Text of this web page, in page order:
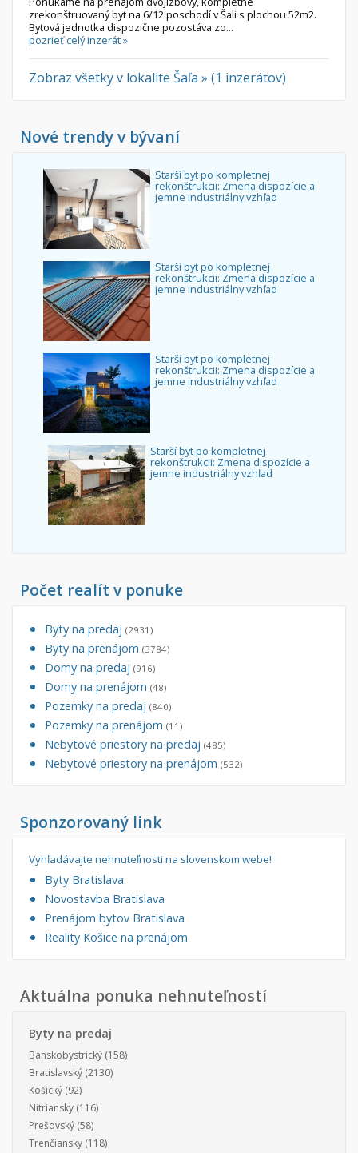
zrekonštruovaný byt na 6/12 poschodí v Šali s plochou 52m2.
Bytová jednotka dispozične pozostáva zo...
pozrieť celý inzerát »
Zobraz všetky v lokalite Šaľa » (1 inzerátov)
Nové trendy v bývaní
Starší byt po kompletnej
rekonštrukcii: Zmena dispozície a
jemne industriálny vzhľad
Starší byt po kompletnej
rekonštrukcii: Zmena dispozície a
jemne industriálny vzhľad
Starší byt po kompletnej
rekonštrukcii: Zmena dispozície a
jemne industriálny vzhľad
Starší byt po kompletnej
rekonštrukcii: Zmena dispozície a
jemne industriálny vzhľad
Počet realít v ponuke
Byty na predaj (2931)
Byty na prenájom (3784)
Domy na predaj (916)
Domy na prenájom (48)
Pozemky na predaj (840)
Pozemky na prenájom (11)
Nebytové priestory na predaj (485)
Nebytové priestory na prenájom (532)
Sponzorovaný link
Vyhľadávajte nehnuteľnosti na slovenskom webe!
Byty Bratislava
Novostavba Bratislava
Prenájom bytov Bratislava
Reality Košice na prenájom
Aktuálna ponuka nehnuteľností
Byty na predaj
Banskobystrický (158)
Bratislavský (2130)
Košický (92)
Nitriansky (116)
Prešovský (58)
Trenčiansky (118)